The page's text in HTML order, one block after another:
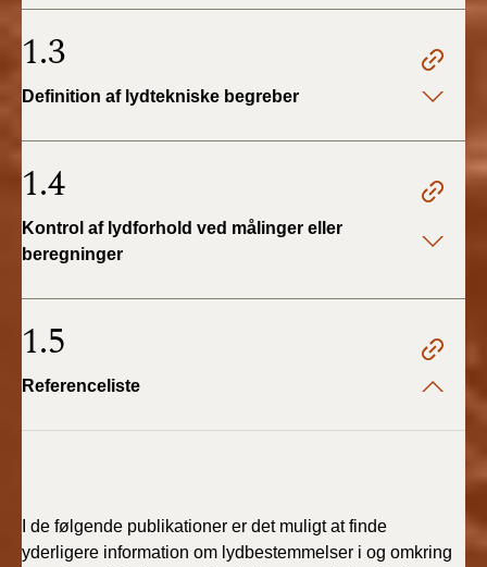
BR18 (1/1-4/7 2019)
2018)
BR18 (1/1-30/6
BR15 (2015-2018)
2010)
1.3
Definition af lydtekniske begreber
1.4
Kontrol af lydforhold ved målinger eller
beregninger
1.5
Referenceliste
I de følgende publikationer er det muligt at finde
yderligere information om lydbestem­melser i og omkring